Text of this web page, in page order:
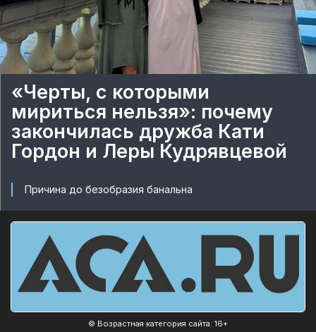
«Черты, с которыми
мириться нельзя»: почему
закончилась дружба Кати
Гордон и Леры Кудрявцевой
Причина до безобразия банальна
© Возрастная категория сайта: 16+